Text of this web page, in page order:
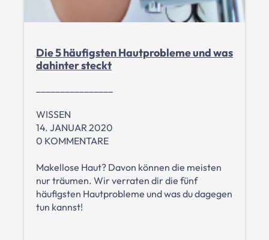
Die 5 häufigsten Hautprobleme und was
dahinter steckt
WISSEN
14. JANUAR 2020
0 KOMMENTARE
Makellose Haut? Davon können die meisten
nur träumen. Wir verraten dir die fünf
häufigsten Hautprobleme und was du dagegen
tun kannst!